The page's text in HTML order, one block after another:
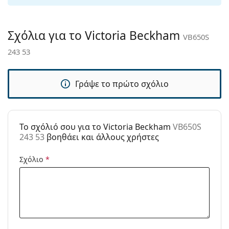
άρθρωση:
Παρέχονται με
θήκη:
Ναι
Πανί
καθαρισμού:
Ναι
Άλλα
Τύπος:
Γυναικεία
Κατηγορία:
Γυαλιά Ηλίου Επώνυμες Μάρκες
Χρήση:
Μόδα
Σχόλια για το Victoria Beckham VB650S
243 53
Γράψε το πρώτο σχόλιο
To σχόλιό σου για το Victoria Beckham VB650S
243 53 βοηθάει και άλλους χρήστες
Σχόλιο *